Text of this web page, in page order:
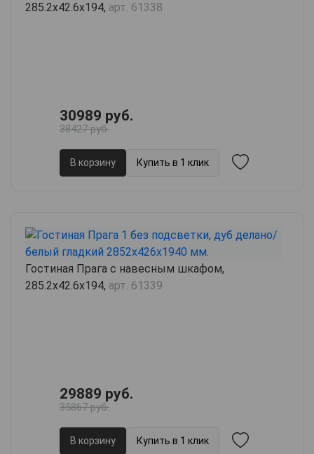
285.2х42.6х194, арт. 61338
30989 руб.
38427 руб.
В корзину Купить в 1 клик
Гостиная Прага с навесным шкафом,
285.2х42.6х194, арт. 61339
29889 руб.
35867 руб.
В корзину Купить в 1 клик